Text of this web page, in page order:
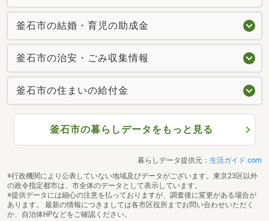
釜石市の結婚・育児の助成金
釜石市の治安・ごみ収集情報
釜石市の住まいの給付金
釜石市の暮らしデータをもっと見る
暮らしデータ提供元： 生活ガイド.com
※行政機関により公表していない地域及びデータがございます。東京23区以外
の政令指定都市は、市全体のデータとして表示しています。
※提供データには細心の注意を払っておりますが、調査後に変更がある場合が
あります。 最新の情報につきましては各市区役所までお問い合わせいただく
か、自治体HPなどをご確認ください。